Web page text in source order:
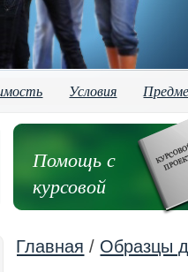
Условия
Помощь с
курсовой
Главная / Образцы